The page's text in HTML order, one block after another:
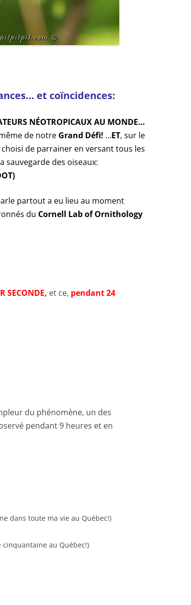
et coïncidences:
NÉOTROPICAUX AU MONDE…
de notre Grand Défi! …ET, sur le
de parrainer en versant tous les
sauvegarde des oiseaux:
partout a eu lieu au moment
du Cornell Lab of Ornithology
SECONDE, et ce, pendant 24
du phénomène, un des
pendant 9 heures et en
dans toute ma vie au Québec!)
cinquantaine au Québec!)